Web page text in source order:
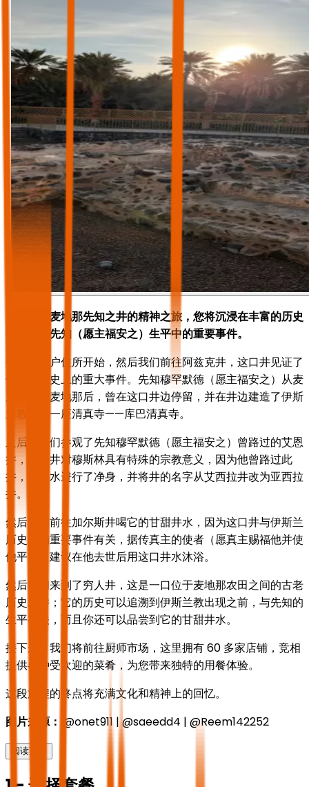
踏上探索麦地那先知之井的精神之旅，您将沉浸在丰富的历史
中，了解先知（愿主福安之）生平中的重要事件。
行程从客户住所开始，然后我们前往阿兹克井，这口井见证了
伊斯兰历史上的重大事件。先知穆罕默德（愿主福安之）从麦
加迁徙到麦地那后，曾在这口井边停留，并在井边建造了伊斯
兰教的第一座清真寺——库巴清真寺。
之后，我们参观了先知穆罕默德（愿主福安之）曾路过的艾恩
井，这口井对穆斯林具有特殊的宗教意义，因为他曾路过此
井，用井水进行了净身，并将井的名字从艾西拉井改为亚西拉
井。
然后我们前往加尔斯井喝它的甘甜井水，因为这口井与伊斯兰
历史上的重要事件有关，据传真主的使者（愿真主赐福他并使
他平安）建议在他去世后用这口井水沐浴。
然后我们来到了穷人井，这是一口位于麦地那农田之间的古老
历史水井；它的历史可以追溯到伊斯兰教出现之前，与先知的
生平有关，而且你还可以品尝到它的甘甜井水。
接下来，我们将前往厨师市场，这里拥有 60 多家店铺，竞相
提供各种受欢迎的菜肴，为您带来独特的用餐体验。
这段旅程的终点将充满文化和精神上的回忆。
图片来源：
@onet911 | @saeedd4 | @Reem142252
阅读更多